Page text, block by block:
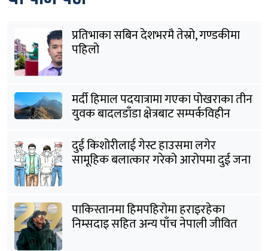
प्रतिभाका सबिन देशभरमै तेस्रो, गण्डकीमा
पहिलो
मर्दी हिमाल पदयात्रामा गएका पोखराका तीन
युवक बादलडाँडा क्षेत्रबाट सम्पर्कविहीन
दुई किशोरीलाई गेस्ट हाउसमा लगेर
सामूहिक बलात्कार गरेको आरोपमा दुई जना
पक्राउ
पाकिस्तानमा हिमपहिरोमा हराइरहेका
निम्सदाइ सहित अन्य पाँच नेपाली जीवित
भेटिने आशा कमजोर, युक्तको शव निकालियो